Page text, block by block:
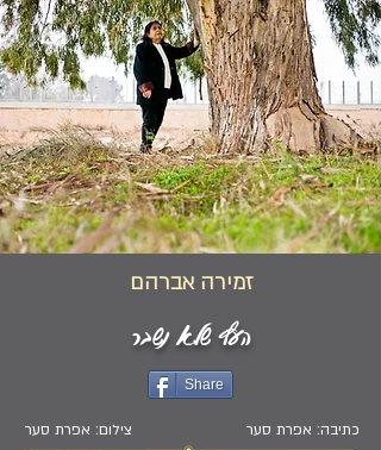
זמירה אברהם
העץ שלא נשבר
Share
צילום: אפרת סער כתיבה: אפרת סער